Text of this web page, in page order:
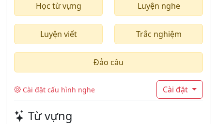
Học từ vựng Luyện nghe
Luyện viết Trắc nghiệm
Đảo câu
Cài đặt cấu hình nghe Cài đặt
Từ vựng